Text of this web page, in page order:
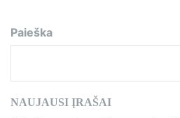
Paieška
NAUJAUSI ĮRAŠAI